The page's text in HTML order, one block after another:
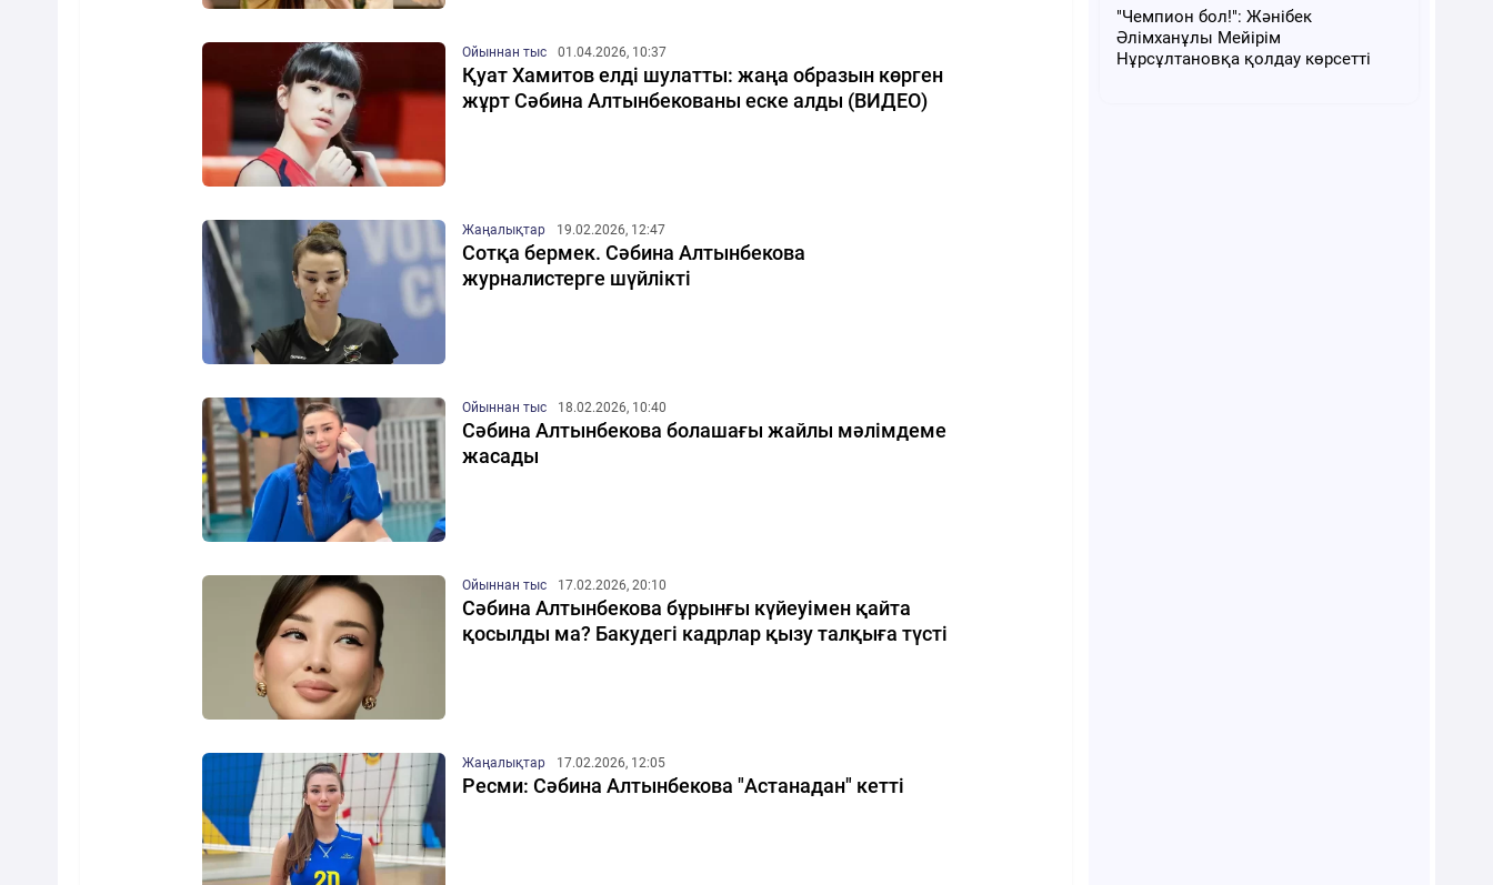
Ойыннан тыс 01.04.2026, 10:37
Қуат Хамитов елді шулатты: жаңа образын көрген
жұрт Сәбина Алтынбекованы еске алды (ВИДЕО)
Жаңалықтар 19.02.2026, 12:47
Сотқа бермек. Сәбина Алтынбекова
журналистерге шүйлікті
Ойыннан тыс 18.02.2026, 10:40
Сәбина Алтынбекова болашағы жайлы мәлімдеме
жасады
Ойыннан тыс 17.02.2026, 20:10
Сәбина Алтынбекова бұрынғы күйеуімен қайта
қосылды ма? Бакудегі кадрлар қызу талқыға түсті
Жаңалықтар 17.02.2026, 12:05
Ресми: Сәбина Алтынбекова "Астанадан" кетті
"Чемпион бол!": Жәнібек
Әлімханұлы Мейірім
Нұрсұлтановқа қолдау көрсетті